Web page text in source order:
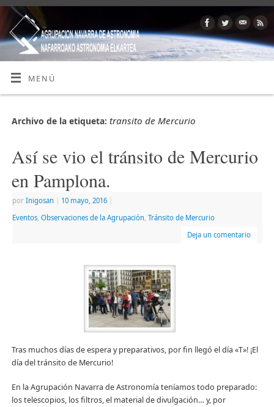
MENÚ
Archivo de la etiqueta: transito de Mercurio
Así se vio el tránsito de Mercurio
en Pamplona.
por Inigosan 10 mayo, 2016
Eventos, Observaciones de la Agrupación Tránsito de Mercurio
Deja un comentario
Tras muchos días de espera y preparativos, por fin llegó el día «T»! ¡El
día del tránsito de Mercurio!
En la Agrupación Navarra de Astronomía teníamos todo preparado:
los telescopios, los filtros, el material de divulgación… y, por